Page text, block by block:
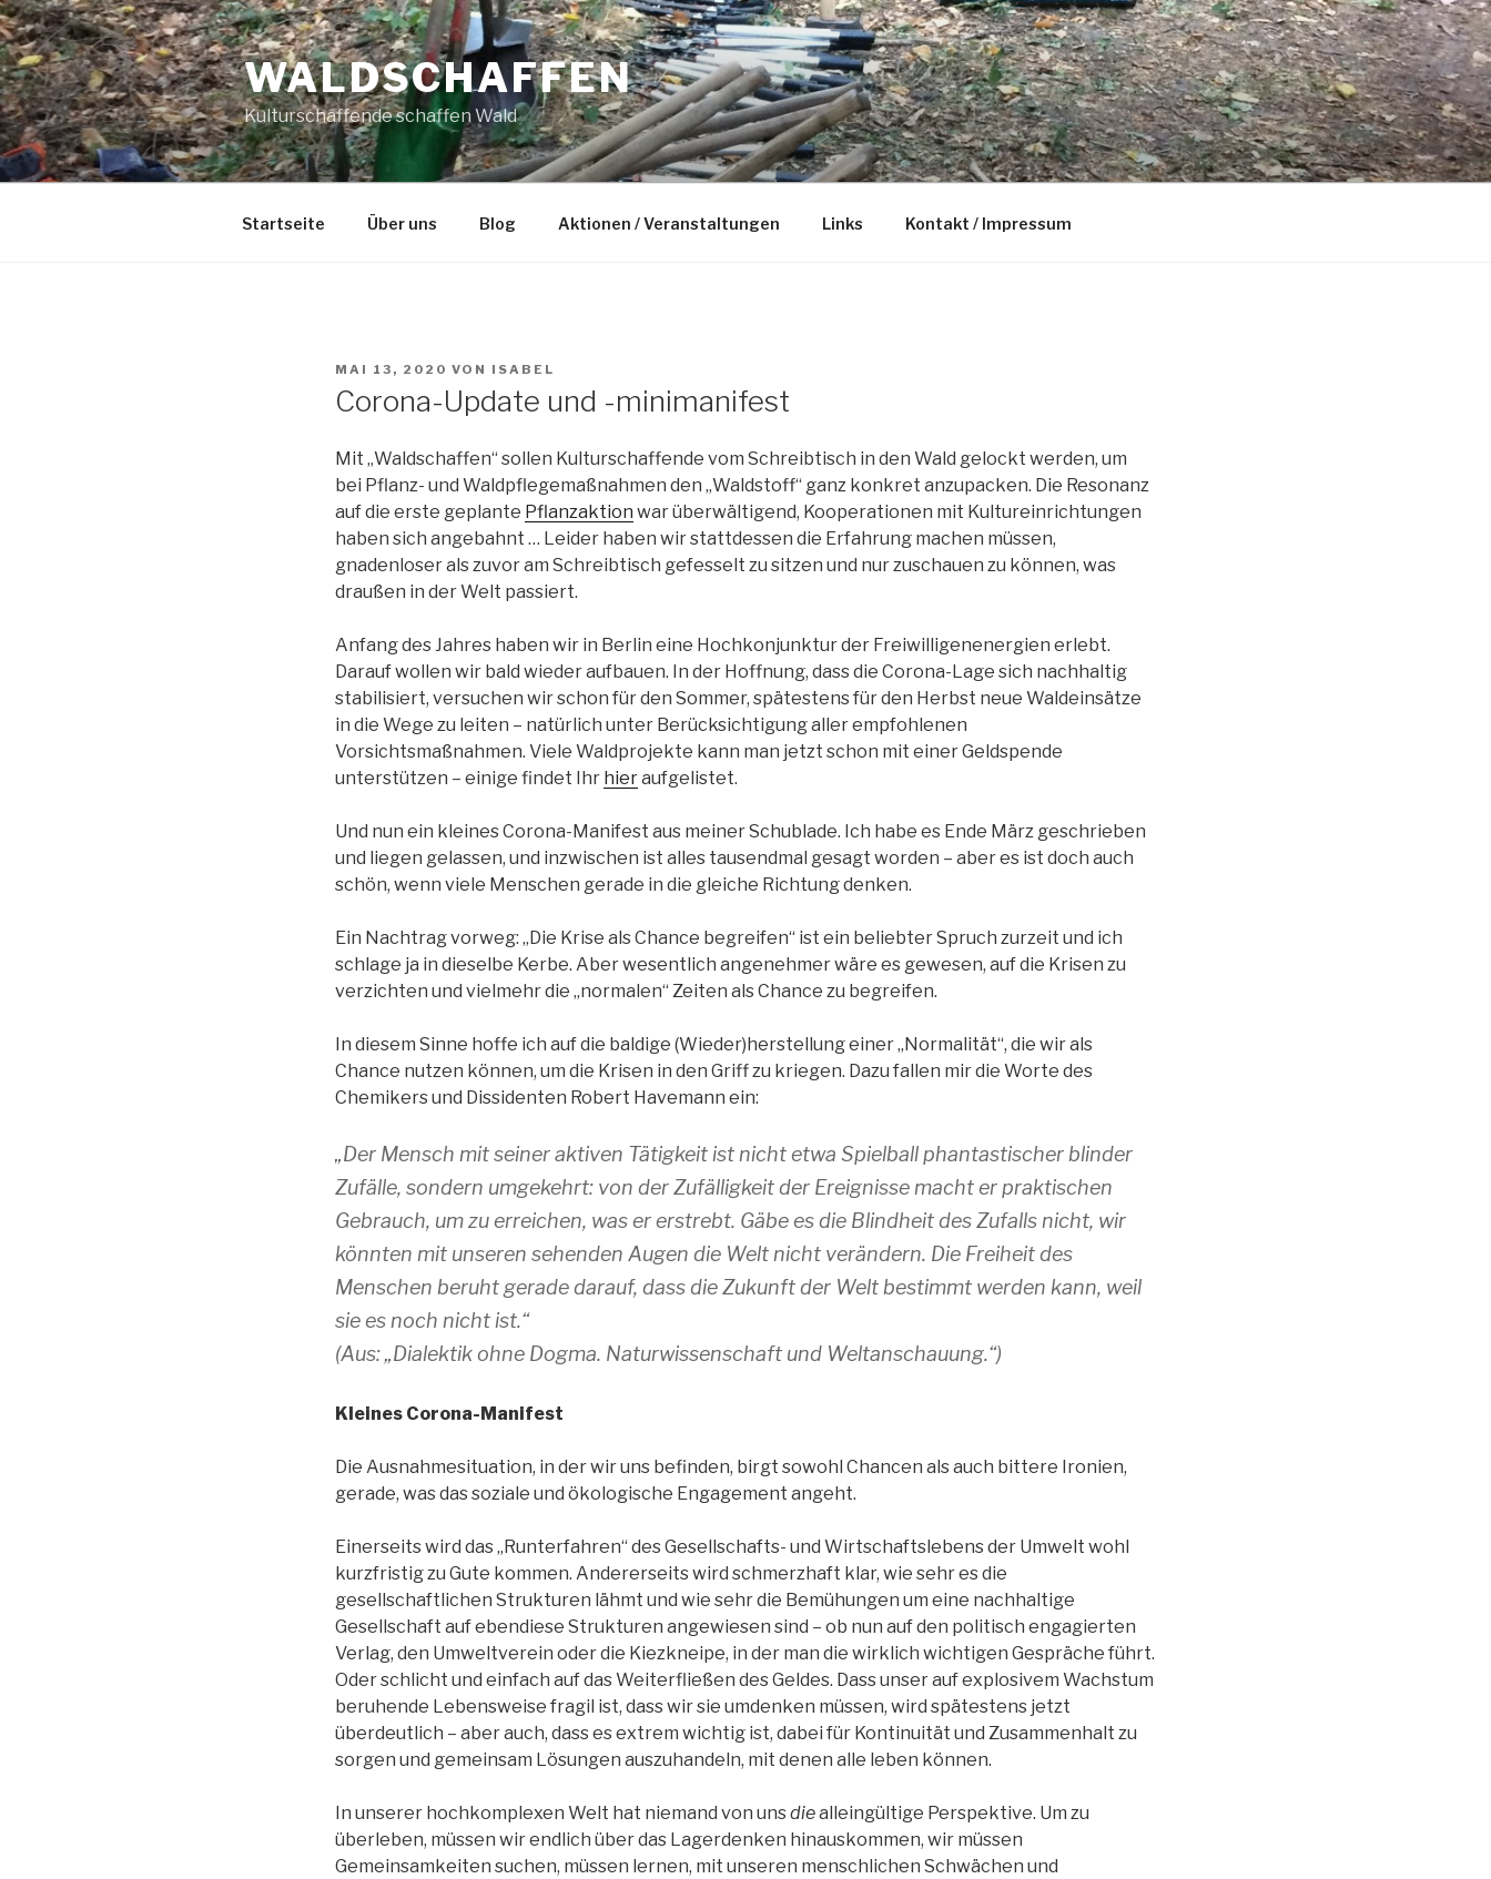
Zum
Inhalt
springen
WALDSCHAFFEN
Kulturschaffende schaffen Wald
Startseite Über uns Blog Aktionen / Veranstaltungen Links Kontakt / Impressum
VERÖFFENTLICHT
MAI 13, 2020 VON ISABEL
Corona-Update und -minimanifest
Mit „Waldschaffen“ sollen Kulturschaffende vom Schreibtisch in den Wald gelockt werden, um
bei Pflanz- und Waldpflegemaßnahmen den „Waldstoff“ ganz konkret anzupacken. Die Resonanz
auf die erste geplante Pflanzaktion war überwältigend, Kooperationen mit Kultureinrichtungen
haben sich angebahnt … Leider haben wir stattdessen die Erfahrung machen müssen,
gnadenloser als zuvor am Schreibtisch gefesselt zu sitzen und nur zuschauen zu können, was
draußen in der Welt passiert.
Anfang des Jahres haben wir in Berlin eine Hochkonjunktur der Freiwilligenenergien erlebt.
Darauf wollen wir bald wieder aufbauen. In der Hoffnung, dass die Corona-Lage sich nachhaltig
stabilisiert, versuchen wir schon für den Sommer, spätestens für den Herbst neue Waldeinsätze
in die Wege zu leiten – natürlich unter Berücksichtigung aller empfohlenen
Vorsichtsmaßnahmen. Viele Waldprojekte kann man jetzt schon mit einer Geldspende
unterstützen – einige findet Ihr hieraufgelistet.
Und nun ein kleines Corona-Manifest aus meiner Schublade. Ich habe es Ende März geschrieben
und liegen gelassen, und inzwischen ist alles tausendmal gesagt worden – aber es ist doch auch
schön, wenn viele Menschen gerade in die gleiche Richtung denken.
Ein Nachtrag vorweg: „Die Krise als Chance begreifen“ ist ein beliebter Spruch zurzeit und ich
schlage ja in dieselbe Kerbe. Aber wesentlich angenehmer wäre es gewesen, auf die Krisen zu
verzichten und vielmehr die „normalen“ Zeiten als Chance zu begreifen.
In diesem Sinne hoffe ich auf die baldige (Wieder)herstellung einer „Normalität“, die wir als
Chance nutzen können, um die Krisen in den Griff zu kriegen. Dazu fallen mir die Worte des
Chemikers und Dissidenten Robert Havemann ein:
„Der Mensch mit seiner aktiven Tätigkeit ist nicht etwa Spielball phantastischer blinder
Zufälle, sondern umgekehrt: von der Zufälligkeit der Ereignisse macht er praktischen
Gebrauch, um zu erreichen, was er erstrebt. Gäbe es die Blindheit des Zufalls nicht, wir
könnten mit unseren sehenden Augen die Welt nicht verändern. Die Freiheit des
Menschen beruht gerade darauf, dass die Zukunft der Welt bestimmt werden kann, weil
sie es noch nicht ist.“
(Aus: „Dialektik ohne Dogma. Naturwissenschaft und Weltanschauung.“)
Kleines Corona-Manifest
Die Ausnahmesituation, in der wir uns befinden, birgt sowohl Chancen als auch bittere Ironien,
gerade, was das soziale und ökologische Engagement angeht.
Einerseits wird das „Runterfahren“ des Gesellschafts- und Wirtschaftslebens der Umwelt wohl
kurzfristig zu Gute kommen. Andererseits wird schmerzhaft klar, wie sehr es die
gesellschaftlichen Strukturen lähmt und wie sehr die Bemühungen um eine nachhaltige
Gesellschaft auf ebendiese Strukturen angewiesen sind – ob nun auf den politisch engagierten
Verlag, den Umweltverein oder die Kiezkneipe, in der man die wirklich wichtigen Gespräche führt.
Oder schlicht und einfach auf das Weiterfließen des Geldes. Dass unser auf explosivem Wachstum
beruhende Lebensweise fragil ist, dass wir sie umdenken müssen, wird spätestens jetzt
überdeutlich – aber auch, dass es extrem wichtig ist, dabei für Kontinuität und Zusammenhalt zu
sorgen und gemeinsam Lösungen auszuhandeln, mit denen alle leben können.
In unserer hochkomplexen Welt hat niemand von unsdiealleingültige Perspektive. Um zu
überleben, müssen wir endlich über das Lagerdenken hinauskommen, wir müssen
Gemeinsamkeiten suchen, müssen lernen, mit unseren menschlichen Schwächen und